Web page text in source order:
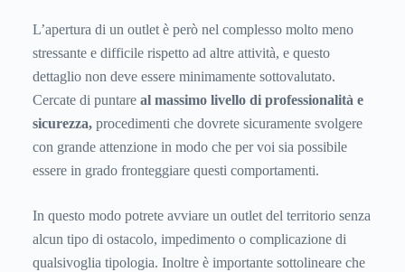
L’apertura di un outlet è però nel complesso molto meno
stressante e difficile rispetto ad altre attività, e questo
dettaglio non deve essere minimamente sottovalutato.
Cercate di puntare al massimo livello di professionalità e
sicurezza, procedimenti che dovrete sicuramente svolgere
con grande attenzione in modo che per voi sia possibile
essere in grado fronteggiare questi comportamenti.
In questo modo potrete avviare un outlet del territorio senza
alcun tipo di ostacolo, impedimento o complicazione di
qualsivoglia tipologia. Inoltre è importante sottolineare che